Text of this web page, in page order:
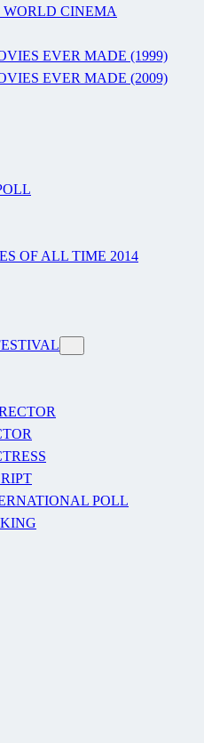
WORLD CINEMA
EVER MADE (1999)
EVER MADE (2009)
OF ALL TIME 2014
POLL